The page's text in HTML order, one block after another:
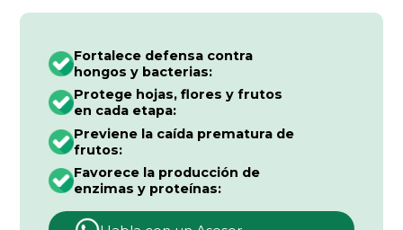
Fortalece defensa contra
hongos y bacterias:
Protege hojas, flores y frutos
en cada etapa:
Previene la caída prematura de
frutos:
Favorece la producción de
enzimas y proteínas: